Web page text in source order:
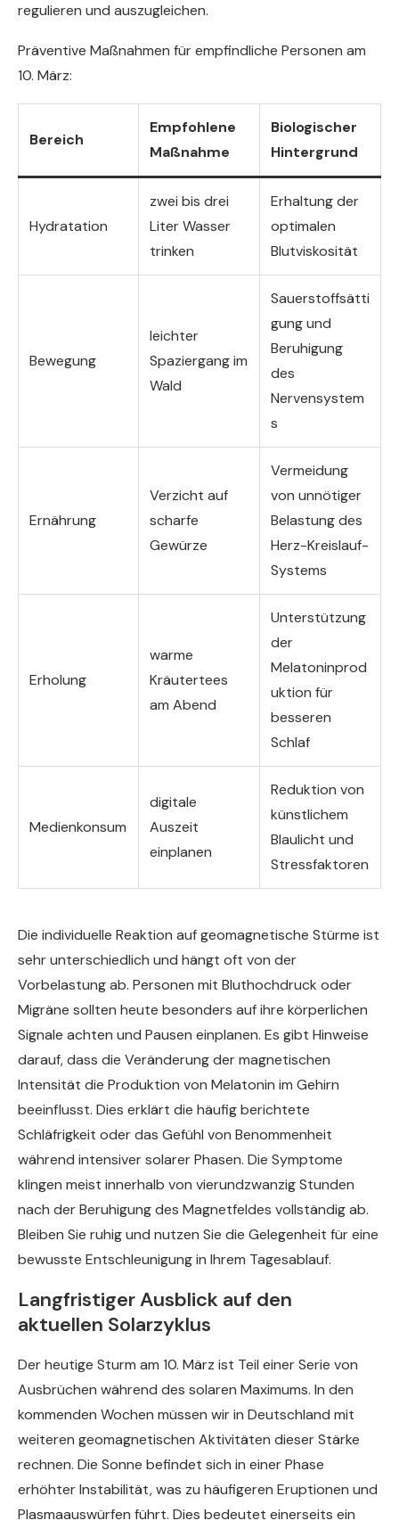
regulieren und auszugleichen.
Präventive Maßnahmen für empfindliche Personen am
10. März:
Bereich
Empfohlene
Maßnahme
Biologischer
Hintergrund
Hydratation
zwei bis drei
Liter Wasser
trinken
Erhaltung der
optimalen
Blutviskosität
Bewegung
leichter
Spaziergang im
Wald
Sauerstoffsätti
gung und
Beruhigung
des
Nervensystem
s
Ernährung
Verzicht auf
scharfe
Gewürze
Vermeidung
von unnötiger
Belastung des
Herz-Kreislauf-
Systems
Erholung
warme
Kräutertees
am Abend
Unterstützung
der
Melatoninprod
uktion für
besseren
Schlaf
Medienkonsum
digitale
Auszeit
einplanen
Reduktion von
künstlichem
Blaulicht und
Stressfaktoren
Die individuelle Reaktion auf geomagnetische Stürme ist
sehr unterschiedlich und hängt oft von der
Vorbelastung ab. Personen mit Bluthochdruck oder
Migräne sollten heute besonders auf ihre körperlichen
Signale achten und Pausen einplanen. Es gibt Hinweise
darauf, dass die Veränderung der magnetischen
Intensität die Produktion von Melatonin im Gehirn
beeinflusst. Dies erklärt die häufig berichtete
Schläfrigkeit oder das Gefühl von Benommenheit
während intensiver solarer Phasen. Die Symptome
klingen meist innerhalb von vierundzwanzig Stunden
nach der Beruhigung des Magnetfeldes vollständig ab.
Bleiben Sie ruhig und nutzen Sie die Gelegenheit für eine
bewusste Entschleunigung in Ihrem Tagesablauf.
Langfristiger Ausblick auf den
aktuellen Solarzyklus
Der heutige Sturm am 10. März ist Teil einer Serie von
Ausbrüchen während des solaren Maximums. In den
kommenden Wochen müssen wir in Deutschland mit
weiteren geomagnetischen Aktivitäten dieser Stärke
rechnen. Die Sonne befindet sich in einer Phase
erhöhter Instabilität, was zu häufigeren Eruptionen und
Plasmaauswürfen führt. Dies bedeutet einerseits ein